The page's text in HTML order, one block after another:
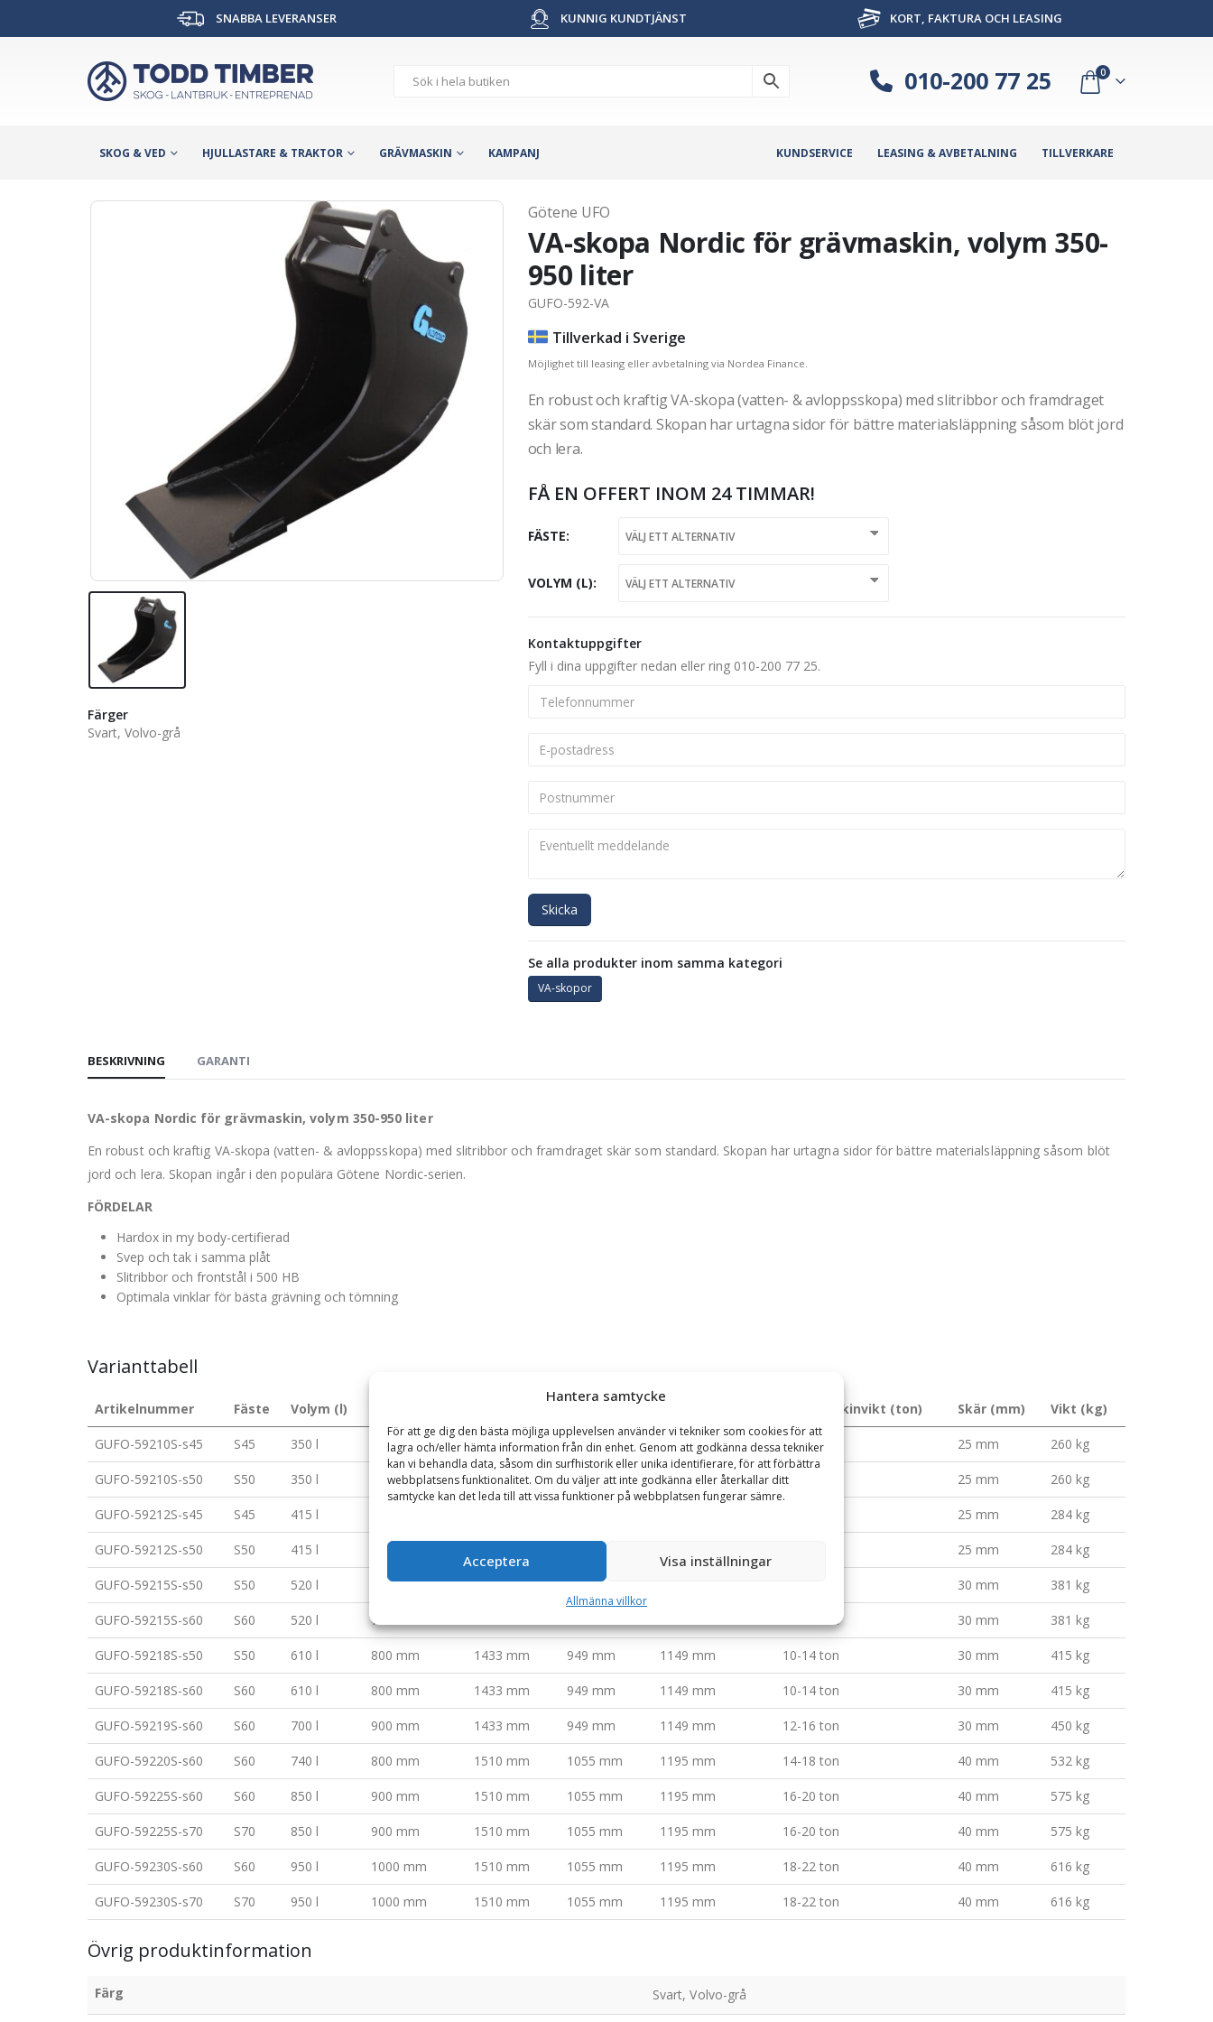
Hantera samtycke
För att ge dig den bästa möjliga upplevelsen använder vi tekniker som cookies för att
lagra och/eller hämta information från din enhet. Genom att godkänna dessa tekniker
kan vi behandla data, såsom din surfhistorik eller unika identifierare, för att förbättra
webbplatsens funktionalitet. Om du väljer att inte godkänna eller återkallar ditt
samtycke kan det leda till att vissa funktioner på webbplatsen fungerar sämre.
Acceptera Visa inställningar
Allmänna villkor
SNABBA LEVERANSER KUNNIG KUNDTJÄNST KORT, FAKTURA OCH LEASING
010-200 77 25 0
SKOG & VED HJULLASTARE & TRAKTOR GRÄVMASKIN KAMPANJ KUNDSERVICE LEASING & AVBETALNING TILLVERKARE
Färger
Svart, Volvo-grå
Götene UFO
VA-skopa Nordic för grävmaskin, volym 350-
950 liter
GUFO-592-VA
Tillverkad i Sverige
Möjlighet till leasing eller avbetalning via Nordea Finance.
En robust och kraftig VA-skopa (vatten- & avloppsskopa) med slitribbor och framdraget
skär som standard. Skopan har urtagna sidor för bättre materialsläppning såsom blöt jord
och lera.
FÅ EN OFFERT INOM 24 TIMMAR!
FÄSTE
VOLYM (L)
Kontaktuppgifter
Fyll i dina uppgifter nedan eller ring 010-200 77 25.
Skicka
Se alla produkter inom samma kategori
VA-skopor
BESKRIVNING GARANTI
VA-skopa Nordic för grävmaskin, volym 350-950 liter
En robust och kraftig VA-skopa (vatten- & avloppsskopa) med slitribbor och framdraget skär som standard. Skopan har urtagna sidor för bättre materialsläppning såsom blöt
jord och lera. Skopan ingår i den populära Götene Nordic-serien.
FÖRDELAR
Hardox in my body-certifierad
Svep och tak i samma plåt
Slitribbor och frontstål i 500 HB
Optimala vinklar för bästa grävning och tömning
Varianttabell
Artikelnummer Fäste Volym (l) Rek. Maskinvikt (ton) Skär (mm) Vikt (kg)
GUFO-59210S-s45 S45 350 l 600 mm 1249 mm 843 mm 986 mm 7-10 ton 25 mm 260 kg
GUFO-59210S-s50 S50 350 l 600 mm 1249 mm 843 mm 986 mm 7-10 ton 25 mm 260 kg
GUFO-59212S-s45 S45 415 l 25 mm 284 kg
GUFO-59212S-s50 S50 415 l 700 mm 843 mm 25 mm 284 kg
GUFO-59215S-s50 S50 520 l 700 mm 1433 mm 949 mm 30 mm 381 kg
GUFO-59215S-s60 S60 520 l 700 mm 10-14 ton 30 mm 381 kg
GUFO-59218S-s50 S50 610 l 800 mm 1433 mm 949 mm 1149 mm 10-14 ton 30 mm 415 kg
GUFO-59218S-s60 S60 610 l 800 mm 1433 mm 949 mm 1149 mm 10-14 ton 30 mm 415 kg
GUFO-59219S-s60 S60 700 l 900 mm 1433 mm 949 mm 1149 mm 12-16 ton 30 mm 450 kg
GUFO-59220S-s60 S60 740 l 800 mm 1510 mm 1055 mm 1195 mm 14-18 ton 40 mm 532 kg
GUFO-59225S-s60 S60 850 l 900 mm 1510 mm 1055 mm 1195 mm 16-20 ton 40 mm 575 kg
GUFO-59225S-s70 S70 850 l 900 mm 1510 mm 1055 mm 1195 mm 16-20 ton 40 mm 575 kg
GUFO-59230S-s60 S60 950 l 1000 mm 1510 mm 1055 mm 1195 mm 18-22 ton 40 mm 616 kg
GUFO-59230S-s70 S70 950 l 1000 mm 1510 mm 1055 mm 1195 mm 18-22 ton 40 mm 616 kg
Övrig produktinformation
Färg Svart, Volvo-grå